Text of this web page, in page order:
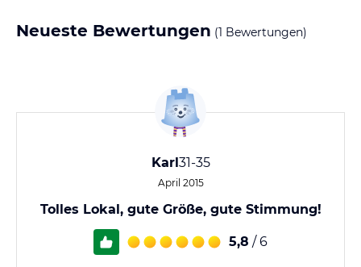
Neueste Bewertungen (1 Bewertungen)
Karl31-35
April 2015
Tolles Lokal, gute Größe, gute Stimmung!
5,8 / 6